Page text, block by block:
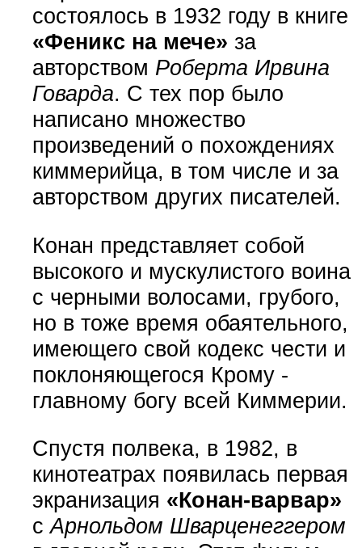
состоялось в 1932 году в книге
«Феникс на мече» за
авторством Роберта Ирвина
Говарда. С тех пор было
написано множество
произведений о похождениях
киммерийца, в том числе и за
авторством других писателей.
Конан представляет собой
высокого и мускулистого воина
с черными волосами, грубого,
но в тоже время обаятельного,
имеющего свой кодекс чести и
поклоняющегося Крому -
главному богу всей Киммерии.
Спустя полвека, в 1982, в
кинотеатрах появилась первая
экранизация «Конан-варвар»
сАрнольдом Шварценеггером